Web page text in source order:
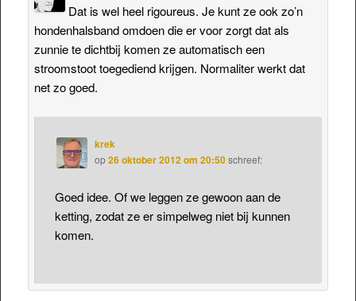
Dat is wel heel rigoureus. Je kunt ze ook zo’n
hondenhalsband omdoen die er voor zorgt dat als
zunnie te dichtbij komen ze automatisch een
stroomstoot toegediend krijgen. Normaliter werkt dat
net zo goed.
krek
op26 oktober 2012 om 20:50schreef:
Goed idee. Of we leggen ze gewoon aan de
ketting, zodat ze er simpelweg niet bij kunnen
komen.